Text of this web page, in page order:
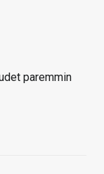
paremmin